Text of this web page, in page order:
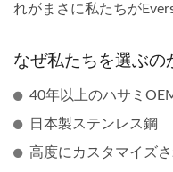
れがまさに私たちが
なぜ私たちを選ぶの
40年以上のハサミ
日本製ステンレス鋼
高度にカスタマイズさ